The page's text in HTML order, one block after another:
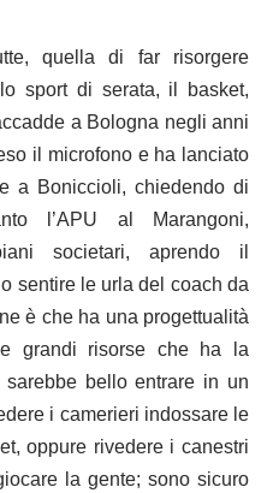
quella di far risorgere
sport di serata, il basket,
a Bologna negli anni
il microfono e ha lanciato
a Boniccioli, chiedendo di
l’APU al Marangoni,
societari, aprendo il
sentire le urla del coach da
è che ha una progettualità
grandi risorse che ha la
bello entrare in un
i camerieri indossare le
oppure rivedere i canestri
la gente; sono sicuro